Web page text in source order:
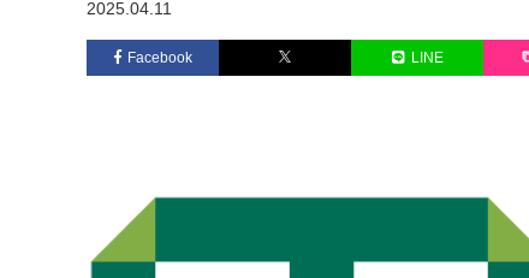
2025.04.11
Facebook LINE